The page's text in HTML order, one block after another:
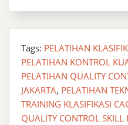
Tags: PELATIHAN
PELATIHAN KONTROL
PELATIHAN QUALITY
JAKARTA, PELATIHAN
TRAINING KLASIFIKASI
QUALITY CONTROL